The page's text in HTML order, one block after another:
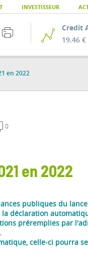
INVESTISSEUR
Credit
19.46 €
en 2022
0
en 2022
publiques du
déclaration
préremplies par
celle-ci pourra